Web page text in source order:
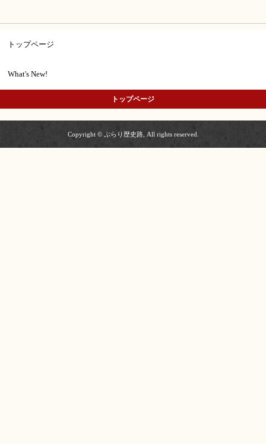
トップページ
What's New!
トップページ
Copyright © ぷらり歴史路, All rights reserved.